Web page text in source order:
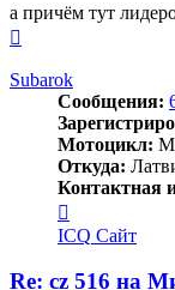
а причём тут
началу
Subarok
Сообщения:
Мотоцикл:
Откуда:
Контактная
информация
пользователя
Subarok
ICQ Сайт
Re: cz 516 на